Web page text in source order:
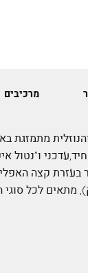
מרכיבים
ו”נטול
קצה